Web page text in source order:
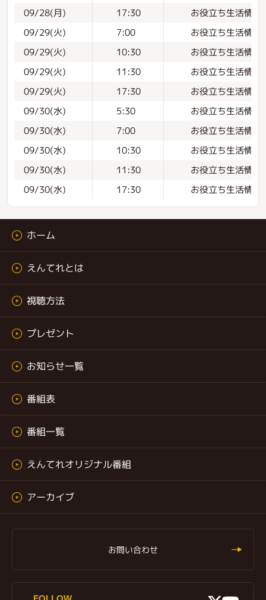
09/28(月) 17:30 お役立ち生活情報
09/29(火) 7:00 お役立ち生活情報
09/29(火) 10:30 お役立ち生活情報
09/29(火) 11:30 お役立ち生活情報
09/29(火) 17:30 お役立ち生活情報
09/30(水) 5:30 お役立ち生活情報
09/30(水) 7:00 お役立ち生活情報
09/30(水) 10:30 お役立ち生活情報
09/30(水) 11:30 お役立ち生活情報
09/30(水) 17:30 お役立ち生活情報
ホーム
えんてれとは
視聴方法
プレゼント
お知らせ一覧
番組表
番組一覧
えんてれオリジナル番組
アーカイブ
お問い合わせ